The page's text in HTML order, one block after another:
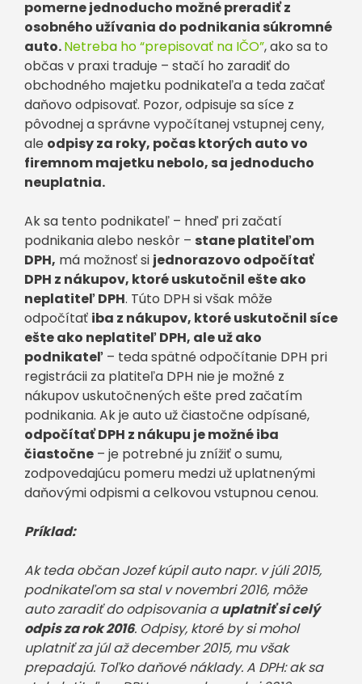
pomerne jednoducho možné preradiť z
osobného užívania do podnikania súkromné
auto.Netreba ho “prepisovať na IČO”, ako sa to
občas v praxi traduje – stačí ho zaradiť do
obchodného majetku podnikateľa a teda začať
daňovo odpisovať. Pozor, odpisuje sa síce z
pôvodnej a správne vypočítanej vstupnej ceny,
ale odpisy za roky, počas ktorých auto vo
firemnom majetku nebolo, sa jednoducho
neuplatnia.
Ak sa tento podnikateľ – hneď pri začatí
podnikania alebo neskôr – stane platiteľom
DPH, má možnosť si jednorazovo odpočítať
DPH z nákupov, ktoré uskutočnil ešte ako
neplatiteľ DPH. Túto DPH si však môže
odpočítať iba z nákupov, ktoré uskutočnil síce
ešte ako neplatiteľ DPH, ale už ako
podnikateľ – teda spätné odpočítanie DPH pri
registrácii za platiteľa DPH nie je možné z
nákupov uskutočnených ešte pred začatím
podnikania. Ak je auto už čiastočne odpísané,
odpočítať DPH z nákupu je možné iba
čiastočne – je potrebné ju znížiť o sumu,
zodpovedajúcu pomeru medzi už uplatnenými
daňovými odpismi a celkovou vstupnou cenou.
Príklad:
Ak teda občan Jozef kúpil auto napr. v júli 2015,
podnikateľom sa stal v novembri 2016, môže
auto zaradiť do odpisovania auplatniť si celý
odpis za rok 2016. Odpisy, ktoré by si mohol
uplatniť za júl až december 2015, mu však
prepadajú. Toľko daňové náklady. A DPH: ak sa